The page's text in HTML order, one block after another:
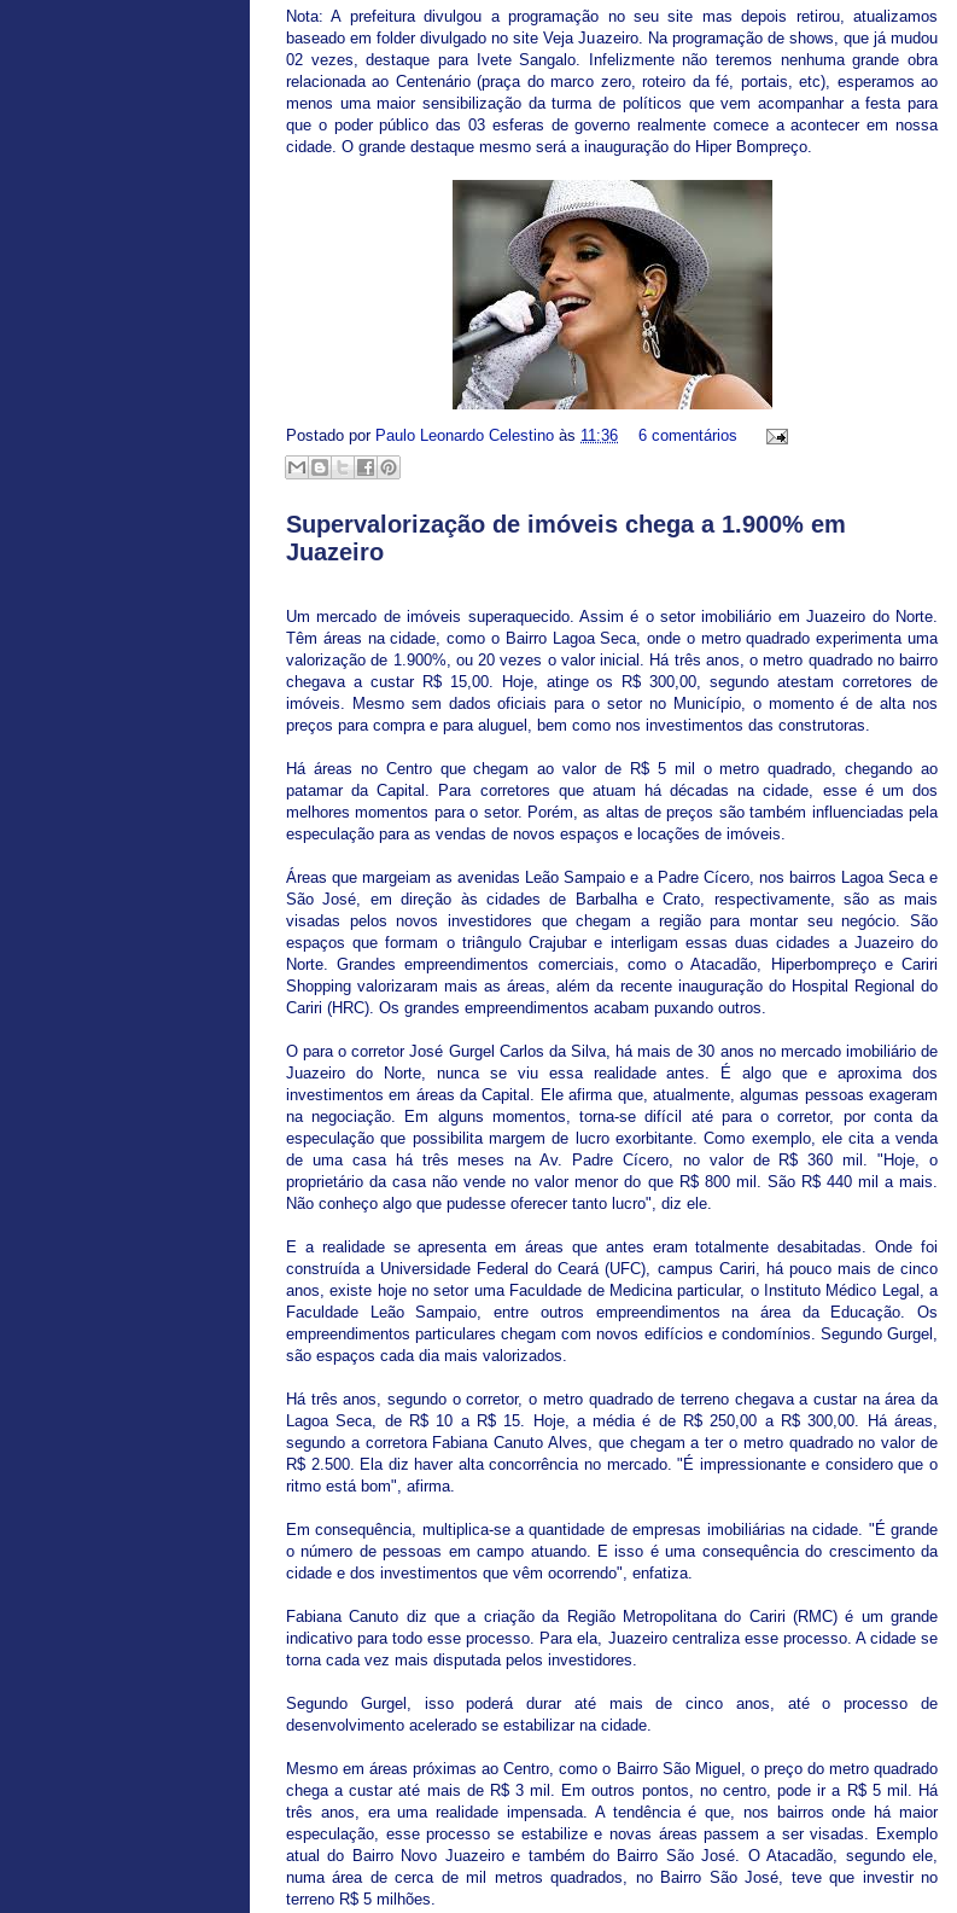
Nota: A prefeitura divulgou a programação no seu site mas depois retirou, atualizamos
baseado em folder divulgado no site Veja Juazeiro. Na programação de shows, que já mudou
02 vezes, destaque para Ivete Sangalo. Infelizmente não teremos nenhuma grande obra
relacionada ao Centenário (praça do marco zero, roteiro da fé, portais, etc), esperamos ao
menos uma maior sensibilização da turma de políticos que vem acompanhar a festa para
que o poder público das 03 esferas de governo realmente comece a acontecer em nossa
cidade. O grande destaque mesmo será a inauguração do Hiper Bompreço.
Postado por Paulo Leonardo Celestino às 11:36 6 comentários
Supervalorização de imóveis chega a 1.900% em
Juazeiro
Um mercado de imóveis superaquecido. Assim é o setor imobiliário em Juazeiro do Norte.
Têm áreas na cidade, como o Bairro Lagoa Seca, onde o metro quadrado experimenta uma
valorização de 1.900%, ou 20 vezes o valor inicial. Há três anos, o metro quadrado no bairro
chegava a custar R$ 15,00. Hoje, atinge os R$ 300,00, segundo atestam corretores de
imóveis. Mesmo sem dados oficiais para o setor no Município, o momento é de alta nos
preços para compra e para aluguel, bem como nos investimentos das construtoras.
Há áreas no Centro que chegam ao valor de R$ 5 mil o metro quadrado, chegando ao
patamar da Capital. Para corretores que atuam há décadas na cidade, esse é um dos
melhores momentos para o setor. Porém, as altas de preços são também influenciadas pela
especulação para as vendas de novos espaços e locações de imóveis.
Áreas que margeiam as avenidas Leão Sampaio e a Padre Cícero, nos bairros Lagoa Seca e
São José, em direção às cidades de Barbalha e Crato, respectivamente, são as mais
visadas pelos novos investidores que chegam a região para montar seu negócio. São
espaços que formam o triângulo Crajubar e interligam essas duas cidades a Juazeiro do
Norte. Grandes empreendimentos comerciais, como o Atacadão, Hiperbompreço e Cariri
Shopping valorizaram mais as áreas, além da recente inauguração do Hospital Regional do
Cariri (HRC). Os grandes empreendimentos acabam puxando outros.
O para o corretor José Gurgel Carlos da Silva, há mais de 30 anos no mercado imobiliário de
Juazeiro do Norte, nunca se viu essa realidade antes. É algo que e aproxima dos
investimentos em áreas da Capital. Ele afirma que, atualmente, algumas pessoas exageram
na negociação. Em alguns momentos, torna-se difícil até para o corretor, por conta da
especulação que possibilita margem de lucro exorbitante. Como exemplo, ele cita a venda
de uma casa há três meses na Av. Padre Cícero, no valor de R$ 360 mil. "Hoje, o
proprietário da casa não vende no valor menor do que R$ 800 mil. São R$ 440 mil a mais.
Não conheço algo que pudesse oferecer tanto lucro", diz ele.
E a realidade se apresenta em áreas que antes eram totalmente desabitadas. Onde foi
construída a Universidade Federal do Ceará (UFC), campus Cariri, há pouco mais de cinco
anos, existe hoje no setor uma Faculdade de Medicina particular, o Instituto Médico Legal, a
Faculdade Leão Sampaio, entre outros empreendimentos na área da Educação. Os
empreendimentos particulares chegam com novos edifícios e condomínios. Segundo Gurgel,
são espaços cada dia mais valorizados.
Há três anos, segundo o corretor, o metro quadrado de terreno chegava a custar na área da
Lagoa Seca, de R$ 10 a R$ 15. Hoje, a média é de R$ 250,00 a R$ 300,00. Há áreas,
segundo a corretora Fabiana Canuto Alves, que chegam a ter o metro quadrado no valor de
R$ 2.500. Ela diz haver alta concorrência no mercado. "É impressionante e considero que o
ritmo está bom", afirma.
Em consequência, multiplica-se a quantidade de empresas imobiliárias na cidade. "É grande
o número de pessoas em campo atuando. E isso é uma consequência do crescimento da
cidade e dos investimentos que vêm ocorrendo", enfatiza.
Fabiana Canuto diz que a criação da Região Metropolitana do Cariri (RMC) é um grande
indicativo para todo esse processo. Para ela, Juazeiro centraliza esse processo. A cidade se
torna cada vez mais disputada pelos investidores.
Segundo Gurgel, isso poderá durar até mais de cinco anos, até o processo de
desenvolvimento acelerado se estabilizar na cidade.
Mesmo em áreas próximas ao Centro, como o Bairro São Miguel, o preço do metro quadrado
chega a custar até mais de R$ 3 mil. Em outros pontos, no centro, pode ir a R$ 5 mil. Há
três anos, era uma realidade impensada. A tendência é que, nos bairros onde há maior
especulação, esse processo se estabilize e novas áreas passem a ser visadas. Exemplo
atual do Bairro Novo Juazeiro e também do Bairro São José. O Atacadão, segundo ele,
numa área de cerca de mil metros quadrados, no Bairro São José, teve que investir no
terreno R$ 5 milhões.